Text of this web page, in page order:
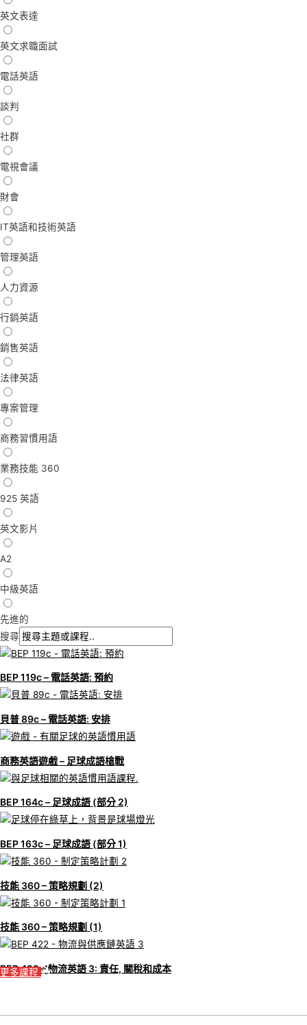
英文表達
英文求職面試
電話英語
談判
社群
電視會議
財會
IT英語和技術英語
管理英語
人力資源
行銷英語
銷售英語
法律英語
專案管理
商務習慣用語
業務技能 360
925 英語
英文影片
A2
中級英語
先進的
搜尋
BEP 119c – 電話英語: 預約
貝普 89c – 電話英語: 安排
商務英語遊戲 – 足球成語槍戰
BEP 164c – 足球成語 (部分 2)
BEP 163c – 足球成語 (部分 1)
技能 360 – 策略規劃 (2)
技能 360 – 策略規劃 (1)
BEP 422 – 物流英語 3: 責任, 關稅和成本
更多課程